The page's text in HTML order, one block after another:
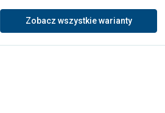
Zobacz wszystkie warianty